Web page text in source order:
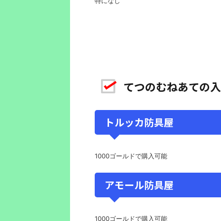
てつのむねあての
トルッカ防具屋
1000ゴールドで購入可能
アモール防具屋
1000ゴールドで購入可能